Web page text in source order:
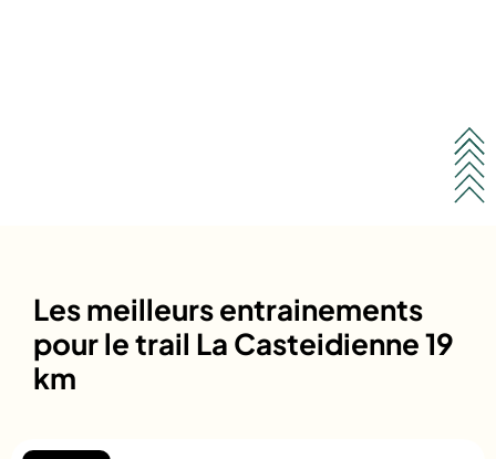
Les meilleurs entrainements
pour le trail La Casteidienne 19
km